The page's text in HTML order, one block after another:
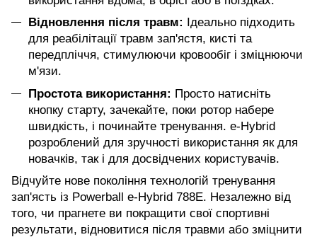
Відновлення після травм:
Ідеально підходить
для реабілітації травм зап'ястя, кисті та
передпліччя, стимулюючи кровообіг і зміцнюючи
м'язи.
Простота використання: Просто натисніть
кнопку старту, зачекайте, поки ротор набере
швидкість, і починайте тренування. e-Hybrid
розроблений для зручності використання як для
новачків, так і для досвідчених користувачів.
Відчуйте нове покоління технологій тренування
зап'ясть із Powerball e-Hybrid 788E. Незалежно від
того, чи прагнете ви покращити свої спортивні
результати, відновитися після травми або зміцнити